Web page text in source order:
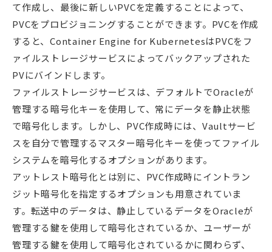
て作成し、最後に新しいPVCを定義することによって、
PVCをプロビジョニングすることができます。PVCを作成
すると、Container Engine for KubernetesはPVCをフ
ァイルストレージサービスによってバックアップされた
PVにバインドします。
ファイルストレージサービスは、デフォルトでOracleが
管理する暗号化キーを使用して、常にデータを静止状態
で暗号化します。しかし、PVC作成時には、Vaultサービ
スを自分で管理するマスター暗号化キーを使ってファイル
システムを暗号化するオプションがあります。
アットレスト暗号化とは別に、PVC作成時にイントラン
ジット暗号化を指定するオプションも用意されていま
す。転送中のデータは、静止しているデータをOracleが
管理する鍵を使用して暗号化されているか、ユーザーが
管理する鍵を使用して暗号化されているかに関わらず、